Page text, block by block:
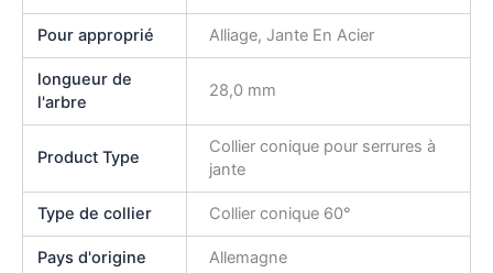
Pour approprié Alliage, Jante En Acier
longueur de
l'arbre
28,0 mm
Product Type
Collier conique pour serrures à
jante
Type de collier Collier conique 60°
Pays d'origine Allemagne